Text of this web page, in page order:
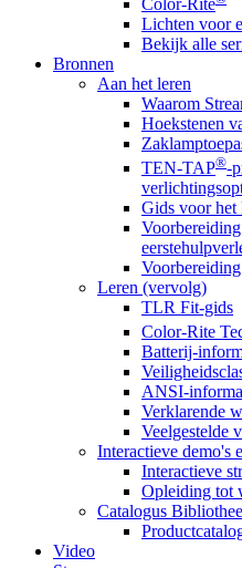
Lichten voor
Bekijk alle
Bronnen
Aan het leren
Waarom
Hoekstenen
TEN-TAP®-
Gids voor het
Leren (vervolg)
TLR Fit-gids
Color-Rite
Batterij-
ANSI-
Verklarende
Veelgestelde
Interactieve demo's
Interactieve
Opleiding tot
Catalogus
Video